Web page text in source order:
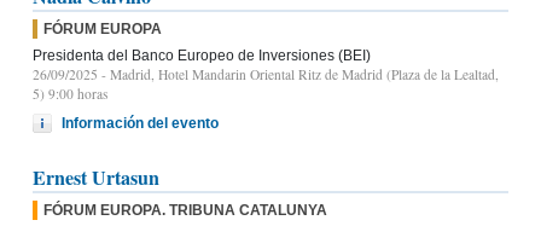
FÓRUM EUROPA
Presidenta del Banco Europeo de Inversiones (BEI)
26/09/2025 - Madrid, Hotel Mandarin Oriental Ritz de Madrid (Plaza de la Lealtad,
5) 9:00 horas
Información del evento
Ernest Urtasun
FÓRUM EUROPA. TRIBUNA CATALUNYA